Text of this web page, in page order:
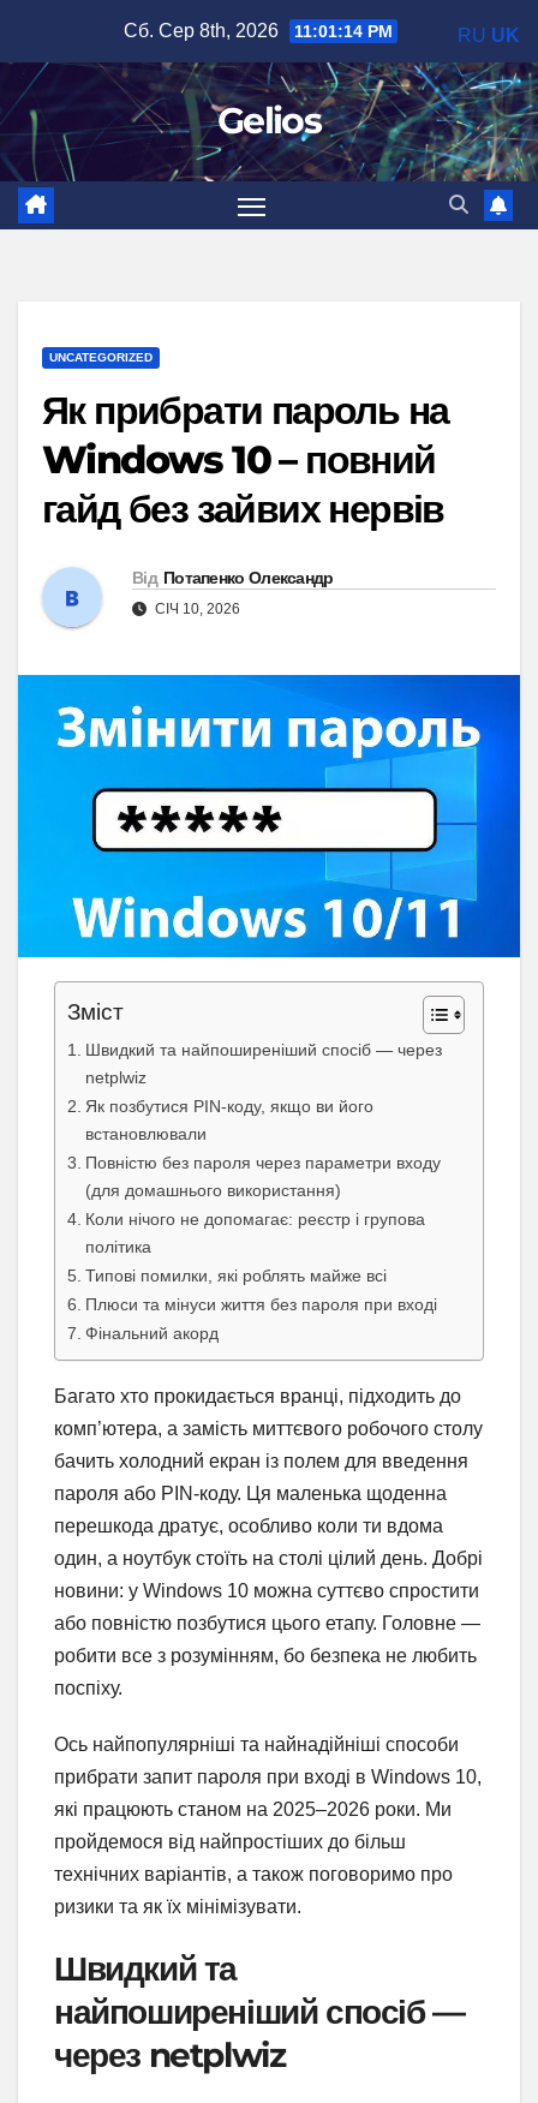
вмісту
Сб. Сер 8th, 2026 11:01:15 PM
Gelios
UNCATEGORIZED
Як прибрати пароль на
Windows 10 – повний
гайд без зайвих нервів
Від Потапенко Олександр
СІЧ 10, 2026
Зміст
Швидкий та найпоширеніший спосіб — через
netplwiz
Як позбутися PIN-коду, якщо ви його
встановлювали
Повністю без пароля через параметри входу
(для домашнього використання)
Коли нічого не допомагає: реєстр і групова
політика
Типові помилки, які роблять майже всі
Плюси та мінуси життя без пароля при вході
Фінальний акорд
Багато хто прокидається вранці, підходить до
комп’ютера, а замість миттєвого робочого столу
бачить холодний екран із полем для введення
пароля або PIN-коду. Ця маленька щоденна
перешкода дратує, особливо коли ти вдома
один, а ноутбук стоїть на столі цілий день. Добрі
новини: у Windows 10 можна суттєво спростити
або повністю позбутися цього етапу. Головне —
робити все з розумінням, бо безпека не любить
поспіху.
Ось найпопулярніші та найнадійніші способи
прибрати запит пароля при вході в Windows 10,
які працюють станом на 2025–2026 роки. Ми
пройдемося від найпростіших до більш
технічних варіантів, а також поговоримо про
ризики та як їх мінімізувати.
Швидкий та
найпоширеніший спосіб —
через netplwiz
RU UK